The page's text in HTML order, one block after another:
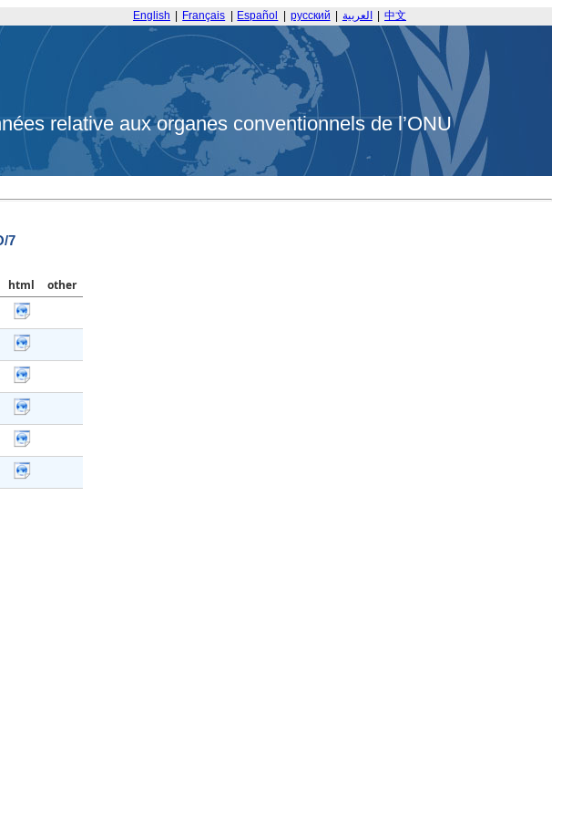
English Français Español русский العربية 中文
relative aux organes conventionnels de l’ONU
7
html
other